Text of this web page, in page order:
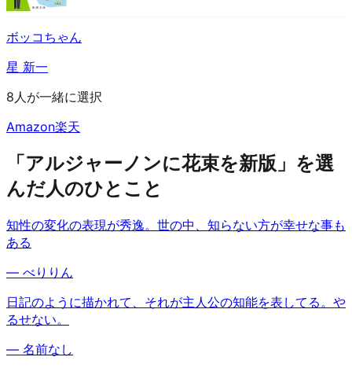
ボッコちゃん
星 新一
8人が一緒に選択
Amazon楽天
「アルジャーノンに花束を新版」を選
んだ人のひとこと
知性の変化の表現が秀逸。世の中、知らない方が幸せな事も
ある
— べりりん
日記のように描かれて、それが主人公の知能を表してる。や
るせない。
— 名前なし